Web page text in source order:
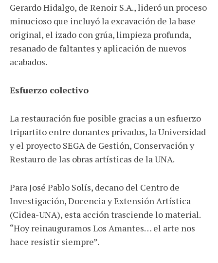
Gerardo Hidalgo, de Renoir S.A., lideró un proceso
minucioso que incluyó la excavación de la base
original, el izado con grúa, limpieza profunda,
resanado de faltantes y aplicación de nuevos
acabados.
Esfuerzo colectivo
La restauración fue posible gracias a un esfuerzo
tripartito entre donantes privados, la Universidad
y el proyecto SEGA de Gestión, Conservación y
Restauro de las obras artísticas de la UNA.
Para José Pablo Solís, decano del Centro de
Investigación, Docencia y Extensión Artística
(Cidea-UNA), esta acción trasciende lo material.
“Hoy reinauguramos Los Amantes… el arte nos
hace resistir siempre”.